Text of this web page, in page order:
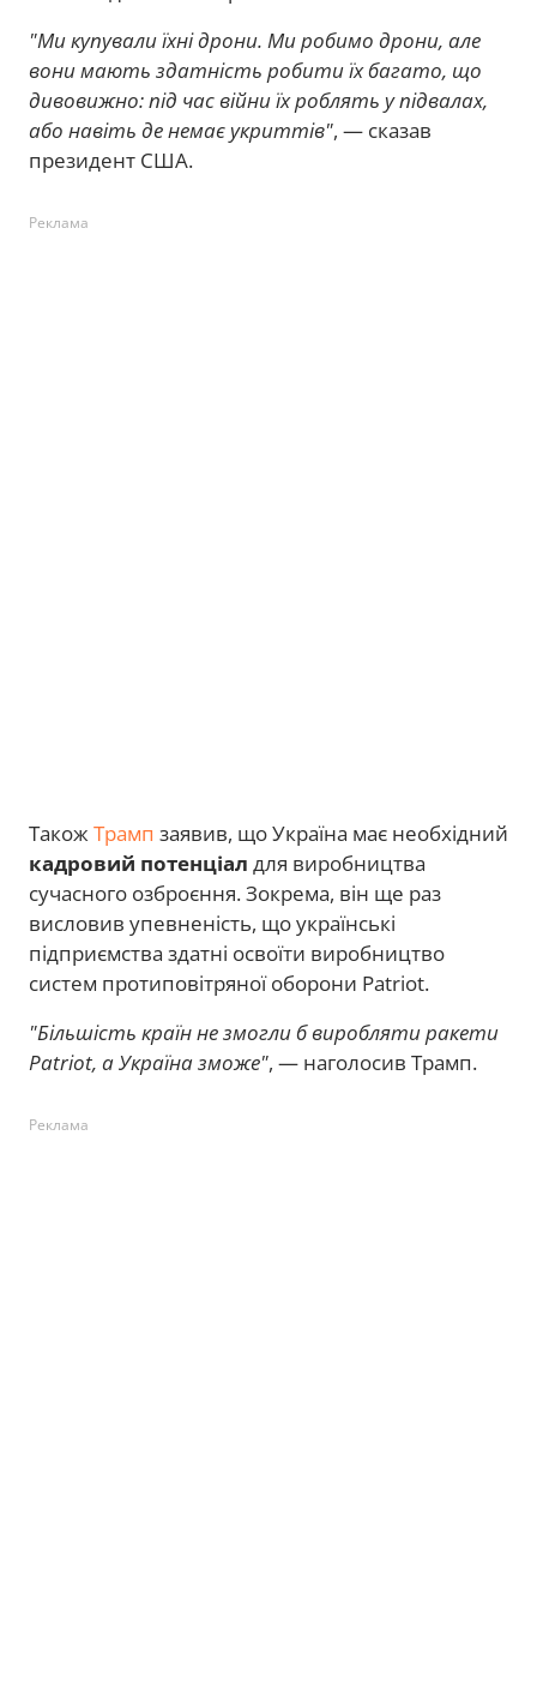
"Ми купували їхні дрони. Ми робимо дрони, але
вони мають здатність робити їх багато, що
дивовижно: під час війни їх роблять у підвалах,
або навіть де немає укриттів", — сказав
президент США.
Реклама
Також Трамп заявив, що Україна має необхідний
кадровий потенціал для виробництва
сучасного озброєння. Зокрема, він ще раз
висловив упевненість, що українські
підприємства здатні освоїти виробництво
систем протиповітряної оборони Patriot.
"Більшість країн не змогли б виробляти ракети
Patriot, а Україна зможе", — наголосив Трамп.
Реклама